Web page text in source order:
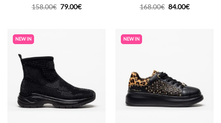
158.00€ O
79.00€O
168.00€ O
84.00€O
NEW IN NEW IN